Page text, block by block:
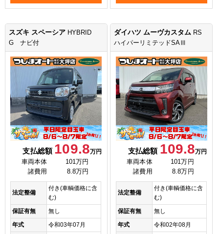
スズキ スペーシア HYBRID
G ナビ付
支払総額 109.8万円
車両本体
101万円
諸費用
8.8万円
法定整備
付き(車輌価格に含
む)
保証有無
無し
年式
令和03年07月
ダイハツ ムーヴカスタム RS
ハイパーリミテッドSAⅢ
支払総額 109.8万円
車両本体
101万円
諸費用
8.8万円
法定整備
付き(車輌価格に含
む)
保証有無
無し
年式
令和02年08月